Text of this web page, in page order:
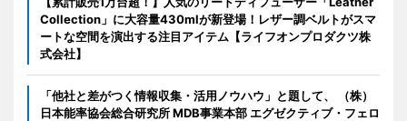
Collection」に大容量430mlが新登場！レザー調ベルトがスマ
ートな空間を演出する注目アイテム【ライフオンプロダクツ株
式会社】
「他社と差がつく情報収集・活用ノウハウ」と題して、 （株）
日本能率協会総合研究所 MDB事業本部 エグゼクティブ・フェロ